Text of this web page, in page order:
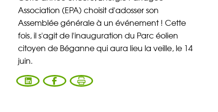
ABONNEZ-VOUS À NOS NEWSLETTERS
EnRoute
comprendre les enjeux de l'énergie citoyenne, et
découvrez les nouveaux projets !
Association (EPA) choisit d'adosser son
Assemblée générale à un événement ! Cette
fois, il s'agit de l'inauguration du Parc éolien
citoyen de Béganne qui aura lieu la veille, le 14
juin.